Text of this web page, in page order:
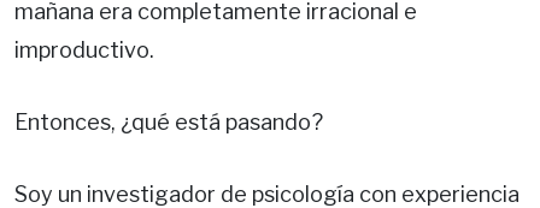
mañana era completamente irracional e
improductivo.
Entonces, ¿qué está pasando?
Soy un investigador de psicología con experiencia